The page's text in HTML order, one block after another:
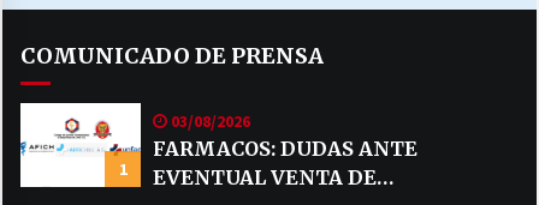
VOLVER A SER ALTERNATIVA
MUNICIPALIDADES, HONORARIOS, DESPIDOS
COMUNICADO DE PRENSA
1
03/08/2026
FARMACOS: DUDAS ANTE
EVENTUAL VENTA DE